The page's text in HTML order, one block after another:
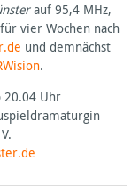
auf 95,4 MHz,
vier Wochen nach
und demnächst
ision.
20.04 Uhr